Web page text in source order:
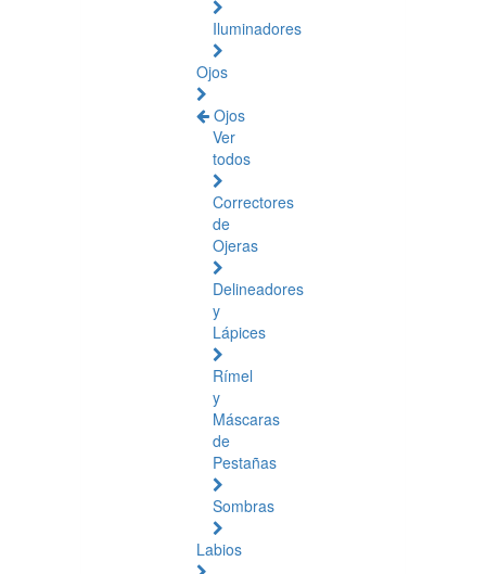
Iluminadores
Ojos
Ojos
Ver
todos
Correctores
de
Ojeras
Delineadores
y
Lápices
Rímel
y
Máscaras
de
Pestañas
Sombras
Labios